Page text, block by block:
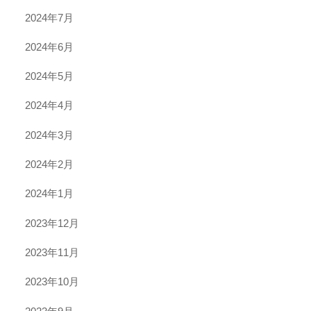
2024年7月
2024年6月
2024年5月
2024年4月
2024年3月
2024年2月
2024年1月
2023年12月
2023年11月
2023年10月